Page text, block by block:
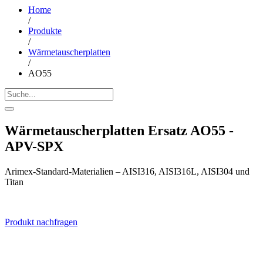
Home
/
Produkte
/
Wärmetauscherplatten
/
AO55
Wärmetauscherplatten Ersatz AO55 -
APV-SPX
Arimex-Standard-Materialien – AISI316, AISI316L, AISI304 und
Titan
Produkt nachfragen